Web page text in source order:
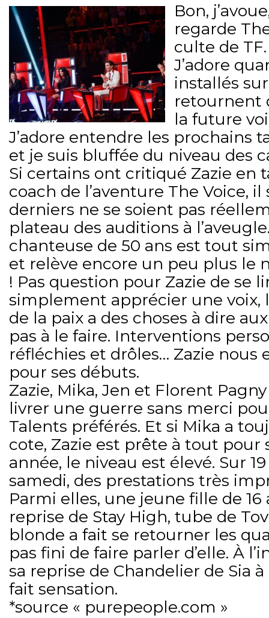
Bon,
regarde
culte de TF.
J’adore
installés
retournent
la future
J’adore entendre les prochains
et je suis bluffée du niveau des
Si certains ont critiqué Zazie en
coach de l’aventure The Voice,
derniers ne se soient pas
plateau des auditions à
chanteuse de 50 ans est tout
et relève encore un peu plus le
! Pas question pour Zazie de se
simplement apprécier une voix,
de la paix a des choses à dire
pas à le faire. Interventions
réfléchies et drôles… Zazie nous
pour ses débuts.
Zazie, Mika, Jen et Florent
livrer une guerre sans merci
Talents préférés. Et si Mika a
cote, Zazie est prête à tout pour
année, le niveau est élevé. Sur
samedi, des prestations très
Parmi elles, une jeune fille de 16
reprise de Stay High, tube de
blonde a fait se retourner les
pas fini de faire parler d’elle. À
sa reprise de Chandelier de Sia à
fait sensation.
*source « purepeople.com »